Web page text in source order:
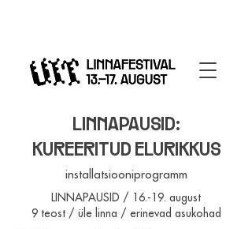
LINNAPAUSID:
KUREERITUD ELURIKKUS
installatsiooniprogramm
LINNAPAUSID / 16.-19. august
9 teost / üle linna / erinevad asukohad